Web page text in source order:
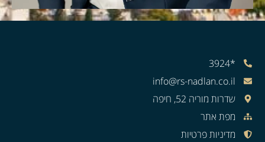
*3924
info@rs-nadlan.co.il
שדרות מוריה 52, חיפה
מפת אתר
מדיניות פרטיות